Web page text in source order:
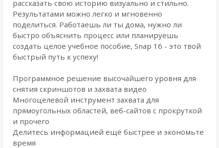
рассказать свою историю визуально и стильно.
Результатами можно легко и мгновенно
поделиться. Работаешь ли ты дома, нужно ли
быстро объяснить процесс или планируешь
создать целое учебное пособие, Snap 16 - это твой
быстрый путь к успеху!
Программное решение высочайшего уровня для
снятия скриншотов и захвата видео
Многоцелевой инструмент захвата для
прямоугольных областей, веб-сайтов с прокруткой
и прочего
Делитесь информацией ещё быстрее и экономьте
время